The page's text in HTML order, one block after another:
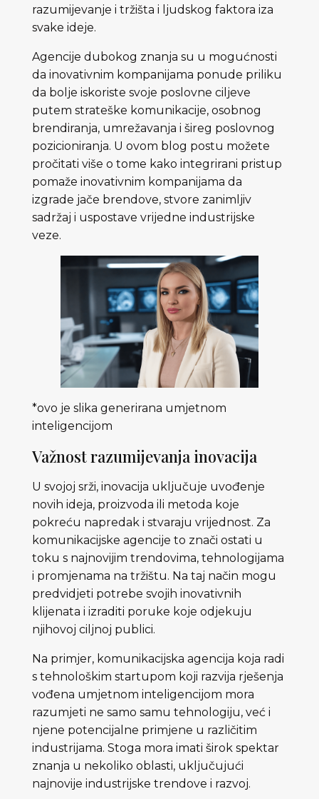
razumijevanje i tržišta i ljudskog faktora iza
svake ideje.
Agencije dubokog znanja su u mogućnosti
da inovativnim kompanijama ponude priliku
da bolje iskoriste svoje poslovne ciljeve
putem strateške komunikacije, osobnog
brendiranja, umrežavanja i šireg poslovnog
pozicioniranja. U ovom blog postu možete
pročitati više o tome kako integrirani pristup
pomaže inovativnim kompanijama da
izgrade jače brendove, stvore zanimljiv
sadržaj i uspostave vrijedne industrijske
veze.
*ovo je slika generirana umjetnom
inteligencijom
Važnost razumijevanja inovacija
U svojoj srži, inovacija uključuje uvođenje
novih ideja, proizvoda ili metoda koje
pokreću napredak i stvaraju vrijednost. Za
komunikacijske agencije to znači ostati u
toku s najnovijim trendovima, tehnologijama
i promjenama na tržištu. Na taj način mogu
predvidjeti potrebe svojih inovativnih
klijenata i izraditi poruke koje odjekuju
njihovoj ciljnoj publici.
Na primjer, komunikacijska agencija koja radi
s tehnološkim startupom koji razvija rješenja
vođena umjetnom inteligencijom mora
razumjeti ne samo samu tehnologiju, već i
njene potencijalne primjene u različitim
industrijama. Stoga mora imati širok spektar
znanja u nekoliko oblasti, uključujući
najnovije industrijske trendove i razvoj.